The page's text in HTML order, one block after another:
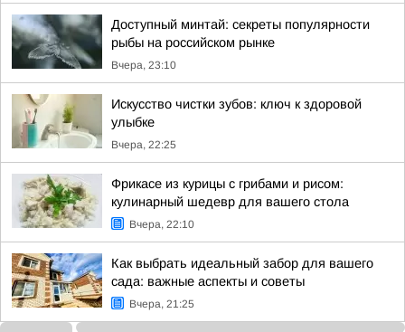
Доступный минтай: секреты популярности
рыбы на российском рынке
Вчера, 23:10
Искусство чистки зубов: ключ к здоровой
улыбке
Вчера, 22:25
Фрикасе из курицы с грибами и рисом:
кулинарный шедевр для вашего стола
Вчера, 22:10
Как выбрать идеальный забор для вашего
сада: важные аспекты и советы
Вчера, 21:25